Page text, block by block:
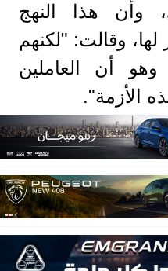
وأن هذا النهج
وقالت: "لكنهم
أن العاملين
الأزمة".